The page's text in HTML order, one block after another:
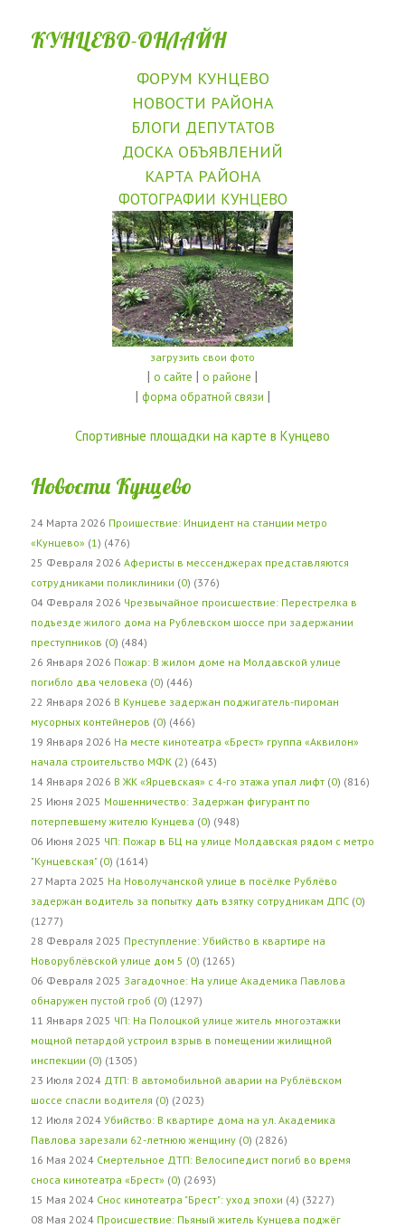
КУНЦЕВО-ОНЛАЙН
ФОРУМ КУНЦЕВО
НОВОСТИ РАЙОНА
БЛОГИ ДЕПУТАТОВ
ДОСКА ОБЪЯВЛЕНИЙ
КАРТА РАЙОНА
ФОТОГРАФИИ КУНЦЕВО
загрузить свои фото
| о сайте | о районе |
| форма обратной связи |
Спортивные площадки на карте в Кунцево
Новости Кунцево
24 Марта 2026 Проишествие: Инцидент на станции метро
«Кунцево» (1 ) (476)
25 Февраля 2026 Аферисты в мессенджерах представляются
сотрудниками поликлиники (0) (376)
04 Февраля 2026 Чрезвычайное происшествие: Перестрелка в
подъезде жилого дома на Рублевском шоссе при задержании
преступников (0) (484)
26 Января 2026 Пожар: В жилом доме на Молдавской улице
погибло два человека (0) (446)
22 Января 2026 В Кунцеве задержан поджигатель-пироман
мусорных контейнеров (0) (466)
19 Января 2026 На месте кинотеатра «Брест» группа «Аквилон»
начала строительство МФК (2) (643)
14 Января 2026 В ЖК «Ярцевская» с 4-го этажа упал лифт (0) (816)
25 Июня 2025 Мошенничество: Задержан фигурант по
потерпевшему жителю Кунцева (0) (948)
06 Июня 2025 ЧП: Пожар в БЦ на улице Молдавская рядом с метро
"Кунцевская" (0) (1614)
27 Марта 2025 На Новолучанской улице в посёлке Рублёво
задержан водитель за попытку дать взятку сотрудникам ДПС (0)
(1277)
28 Февраля 2025 Преступление: Убийство в квартире на
Новорублёвской улице дом 5 (0) (1265)
06 Февраля 2025 Загадочное: На улице Академика Павлова
обнаружен пустой гроб (0) (1297)
11 Января 2025 ЧП: На Полоцкой улице житель многоэтажки
мощной петардой устроил взрыв в помещении жилищной
инспекции (0) (1305)
23 Июля 2024 ДТП: В автомобильной аварии на Рублёвском
шоссе спасли водителя (0) (2023)
12 Июля 2024 Убийство: В квартире дома на ул. Академика
Павлова зарезали 62-летнюю женщину (0) (2826)
16 Мая 2024 Смертельное ДТП: Велосипедист погиб во время
сноса кинотеатра «Брест» (0) (2693)
15 Мая 2024 Снос кинотеатра "Брест": уход эпохи (4) (3227)
08 Мая 2024 Происшествие: Пьяный житель Кунцева поджёг